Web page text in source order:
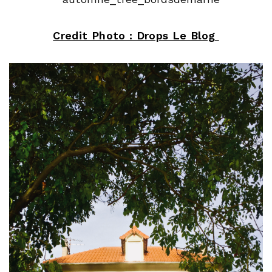
Credit Photo : Drops Le Blog